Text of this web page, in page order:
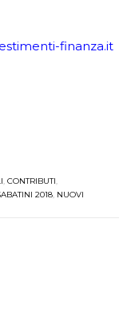
finanza.it
, CONTRIBUTI,
2018, NUOVI